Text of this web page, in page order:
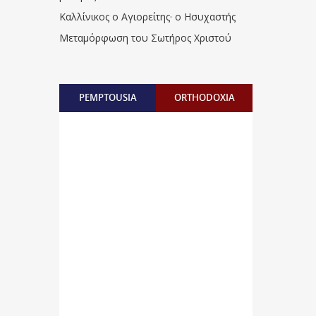
Καλλίνικος ο Αγιορείτης · ο Ησυχαστής
Μεταμόρφωση του Σωτήρος Χριστού
PEMPTOUSIA ORTHODOXIA